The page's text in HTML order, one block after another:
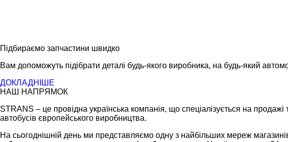
Підбираємо запчастини швидко
Вам допоможуть підібрати деталі будь-якого виробника, на будь-який
ДОКЛАДНІШЕ
НАШ НАПРЯМОК
STRANS – це провідна українська компанія, що спеціалізується на
автобусів європейського виробництва.
На сьогоднішній день ми представляємо одну з найбільших мереж магазинів